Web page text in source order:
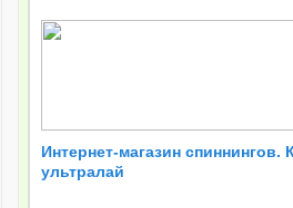
Интернет-магазин спиннингов.
ультралай